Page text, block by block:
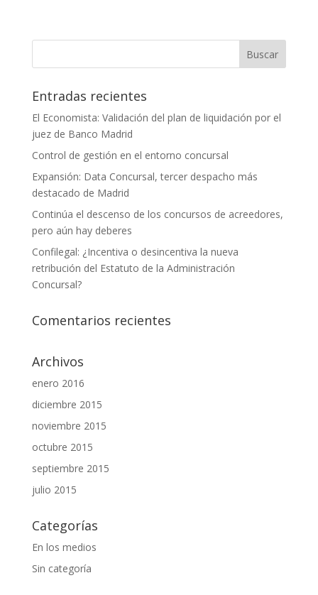
Entradas recientes
El Economista: Validación del plan de liquidación por el
juez de Banco Madrid
Control de gestión en el entorno concursal
Expansión: Data Concursal, tercer despacho más
destacado de Madrid
Continúa el descenso de los concursos de acreedores,
pero aún hay deberes
Confilegal: ¿Incentiva o desincentiva la nueva
retribución del Estatuto de la Administración
Concursal?
Comentarios recientes
Archivos
enero 2016
diciembre 2015
noviembre 2015
octubre 2015
septiembre 2015
julio 2015
Categorías
En los medios
Sin categoría